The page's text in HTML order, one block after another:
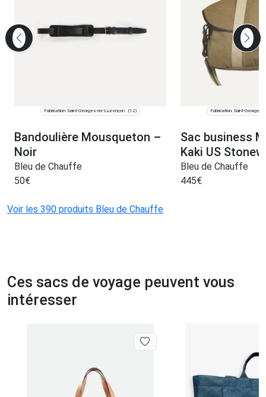
Fabrication: Saint-Georges-de-Luzençon (12)
Bandoulière Mousqueton –
Noir
Bleu de Chauffe
50€
Fabrication: Saint-
Sac business
Kaki US
Bleu de Chauffe
445€
Voir les 390 produits Bleu de Chauffe
Ces sacs de voyage peuvent vous
intéresser